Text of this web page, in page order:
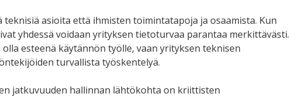
asioita että ihmisten toimintatapoja ja osaamista. Kun
yhdessä voidaan yrityksen tietoturvaa parantaa merkittävästi.
esteenä käytännön työlle, vaan yrityksen teknisen
turvallista työskentelyä.
jatkuvuuden hallinnan lähtökohta on kriittisten